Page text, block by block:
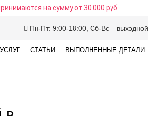
на суммуот 30 000 руб.
Пн-Пт: 9:00-18:00, Сб-Вс – выходной
СТАТЬИ ВЫПОЛНЕННЫЕ ДЕТАЛИ